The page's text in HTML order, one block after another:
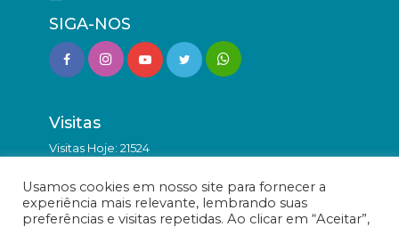
SIGA-NOS
Visitas
Visitas Hoje: 21524
Usamos cookies em nosso site para fornecer a
experiência mais relevante, lembrando suas
preferências e visitas repetidas. Ao clicar em “Aceitar”,